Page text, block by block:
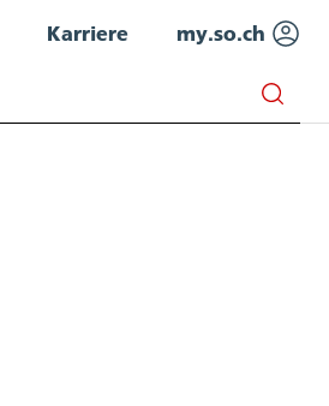
Karriere my.so.ch